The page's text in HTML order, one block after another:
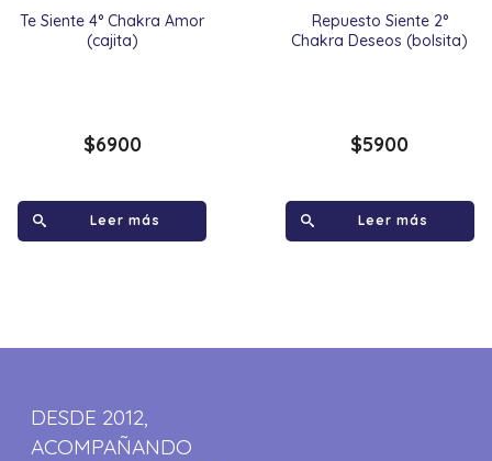
Te Siente 4° Chakra Amor
(cajita)
$6900
Leer más
Repuesto Siente 2°
Chakra Deseos (bolsita)
$5900
Leer más
DESDE 2012,
ACOMPAÑANDO